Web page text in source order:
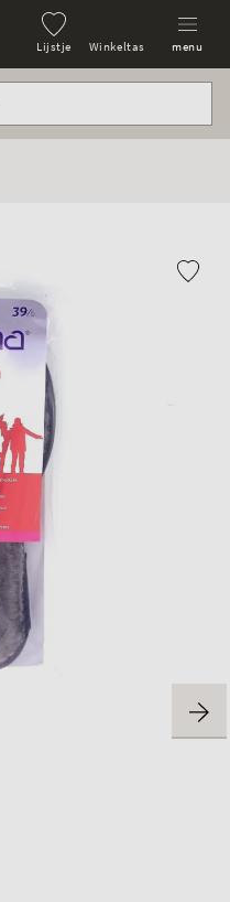
Lijstje Winkeltas menu